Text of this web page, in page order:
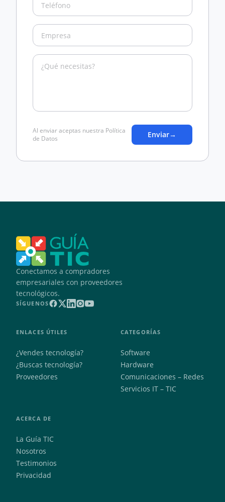
Al enviar aceptas nuestra Política
de Datos
Enviar→
Conectamos a compradores
empresariales con proveedores
tecnológicos.
SÍGUENOS
ENLACES ÚTILES
¿Vendes tecnología?
¿Buscas tecnología?
Proveedores
CATEGORÍAS
Software
Hardware
Comunicaciones – Redes
Servicios IT – TIC
ACERCA DE
La Guía TIC
Nosotros
Testimonios
Privacidad